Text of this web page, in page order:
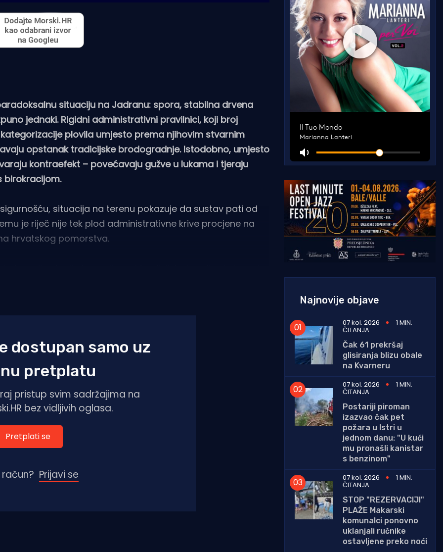
situaciju na Jadranu: spora, stabilna drvena
jednaki. Rigidni administrativni pravilnici, koji broj
plovila umjesto prema njihovim stvarnim
opstanak tradicijske brodogradnje. Istodobno, umjesto
kontraefekt – povećavaju gužve u lukama i tjeraju
birokracijom.
situacija na terenu pokazuje da sustav pati od
je riječ nije tek plod administrativne krive procjene na
hrvatskog pomorstva.
dostupan samo uz
pretplatu
pristup svim sadržajima na
bez vidljivih oglasa.
Pretplati se
Prijavi se
Najnovije objave
07 kol. 2026 1 MIN.
ČITANJA
Čak 61 prekršaj
glisiranja blizu obale
na Kvarneru
07 kol. 2026
1 MIN.
ČITANJA
Postariji piroman
izazvao čak pet
požara u Istri u
jednom danu: "U kući
mu pronašli kanistar
s benzinom"
07 kol. 2026
1 MIN.
ČITANJA
STOP "REZERVACIJI"
PLAŽE Makarski
komunalci ponovno
uklanjali ručnike
ostavljene preko noći